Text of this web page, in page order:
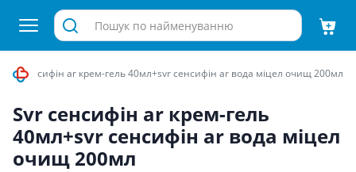
Svr сенсифiн ar крем-гель 40мл+svr сенсифiн ar вода мiцел очищ 200мл
Svr сенсифiн ar крем-гель
40мл+svr сенсифiн ar вода мiцел
очищ 200мл